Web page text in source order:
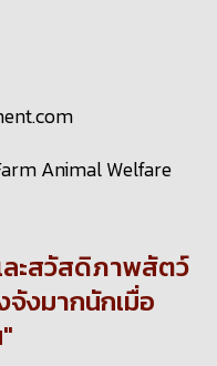
Animal Welfare
ละสวัสดิภาพสัตว์
งมากนักเมื่อ